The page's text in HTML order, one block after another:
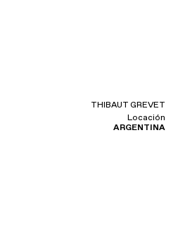
THIBAUT GREVET
Locación
ARGENTINA